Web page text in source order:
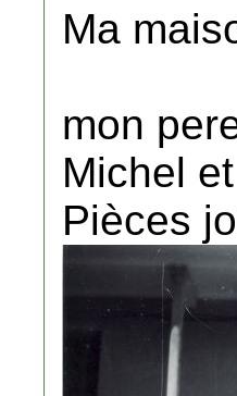
Ma
mon
Michel
Pièces